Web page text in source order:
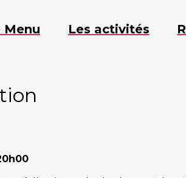
Menu Les activités